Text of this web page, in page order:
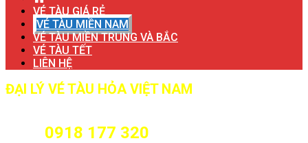
VÉ TÀU GIÁ RẺ
VÉ TÀU MIỀN NAM
VÉ TÀU MIỀN TRUNG VÀ BẮC
VÉ TÀU TẾT
LIÊN HỆ
ĐẠI LÝ VÉ TÀU HỎA VIỆT NAM
0918 177 320